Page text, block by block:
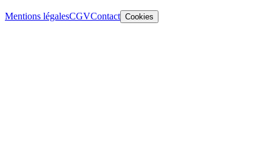
Mentions légalesCGVContact Cookies